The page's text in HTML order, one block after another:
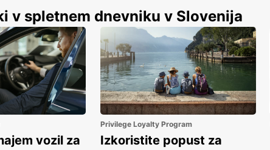
v spletnem dnevniku v Slovenija
vozil za
Privilege Loyalty Program
Izkoristite popust za